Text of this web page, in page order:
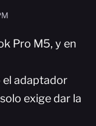
Pro M5, y en
el adaptador
exige dar la